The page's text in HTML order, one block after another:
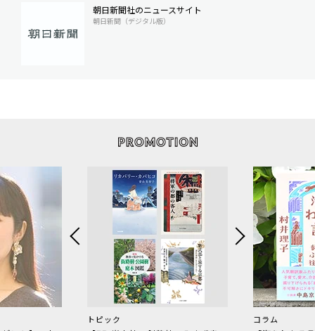
朝日新聞社のニュースサイト
朝日新聞（デジタル版）
トピック コラム